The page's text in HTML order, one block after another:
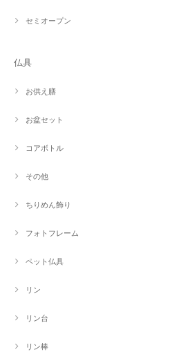
セミオープン
仏具
お供え膳
お盆セット
コアボトル
その他
ちりめん飾り
フォトフレーム
ペット仏具
リン
リン台
リン棒